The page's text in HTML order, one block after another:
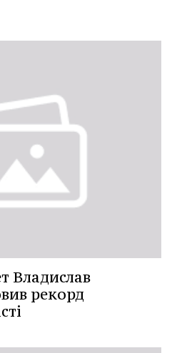
Владислав
рекорд